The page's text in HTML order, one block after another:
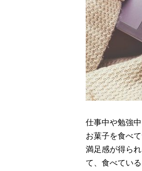
仕事中や勉強
お菓子を食べ
満足感が得ら
て、食べてい